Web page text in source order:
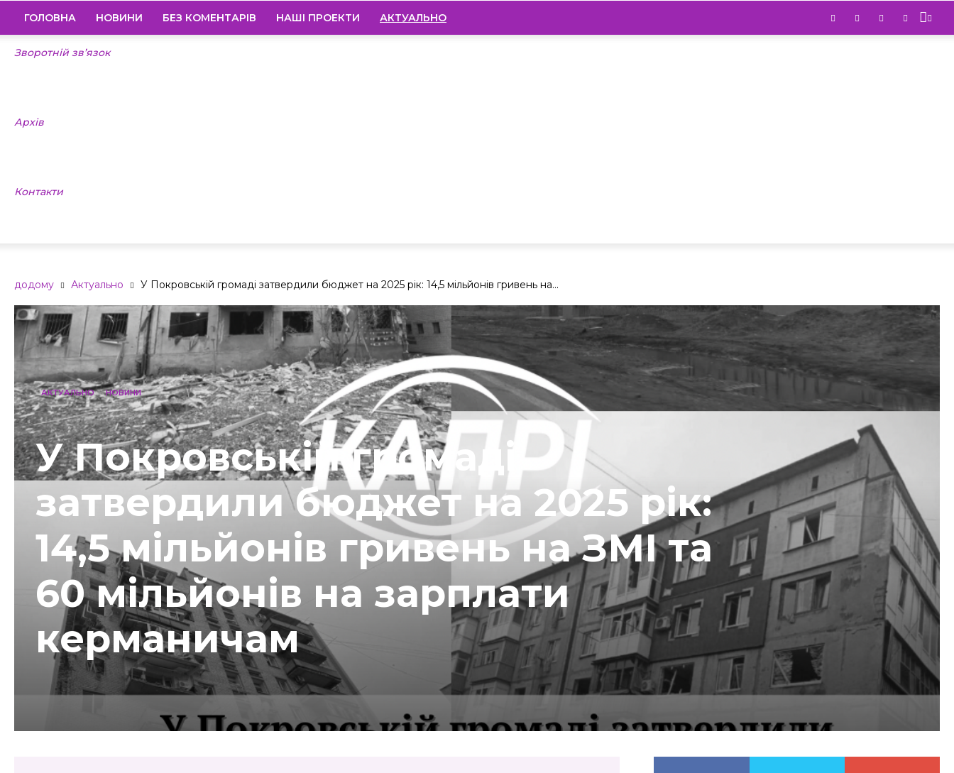
ГОЛОВНА НОВИНИ БЕЗ КОМЕНТАРІВ НАШІ ПРОЕКТИ АКТУАЛЬНО
Зворотній зв’язок
Архів
Контакти
додому Актуально У Покровській громаді затвердили бюджет на 2025 рік: 14,5 мільйонів гривень на...
АКТУАЛЬНО НОВИНИ
У Покровській громаді
затвердили бюджет на 2025 рік:
14,5 мільйонів гривень на ЗМІ та
60 мільйонів на зарплати
керманичам